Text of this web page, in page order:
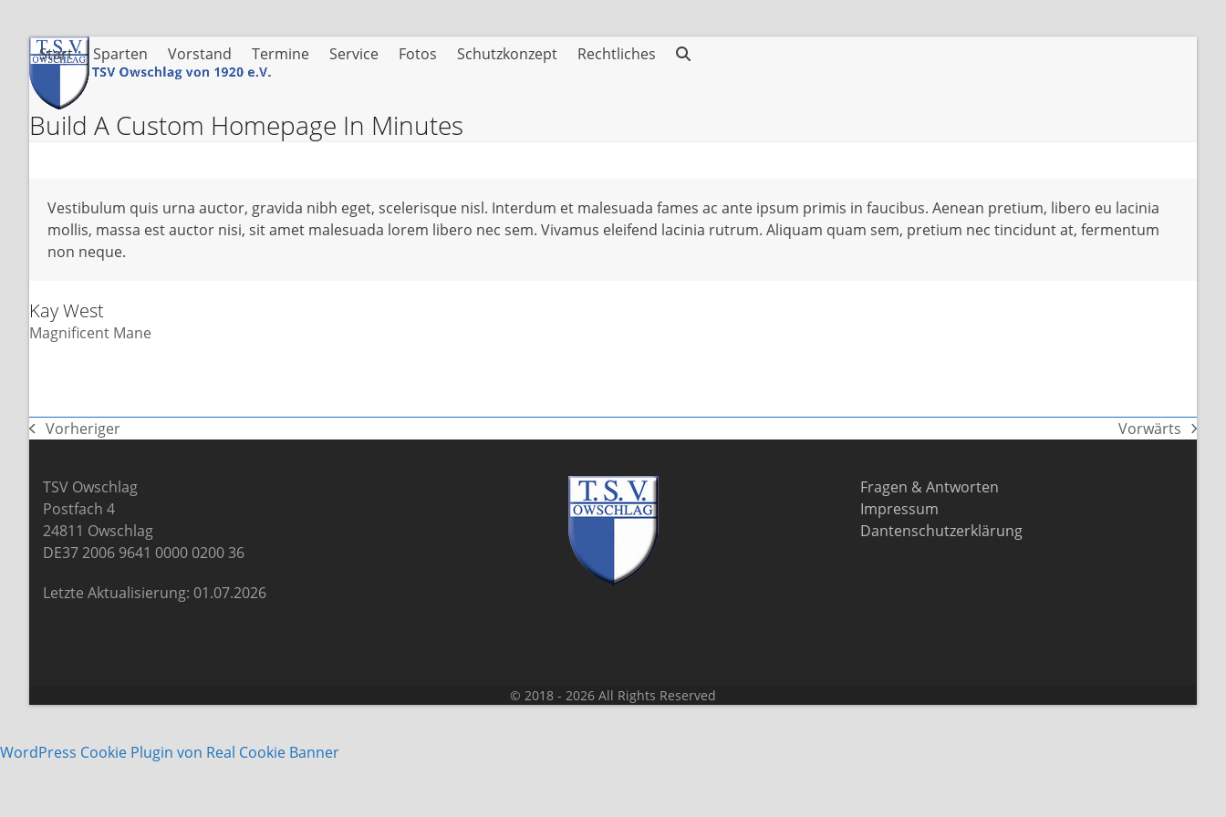
contentStart Sparten Vorstand Termine Service Fotos Schutzkonzept Rechtliches
Build A Custom Homepage In Minutes
Vestibulum quis urna auctor, gravida nibh eget, scelerisque nisl. Interdum et malesuada fames ac ante ipsum primis in faucibus. Aenean pretium, libero eu lacinia
mollis, massa est auctor nisi, sit amet malesuada lorem libero nec sem. Vivamus eleifend lacinia rutrum. Aliquam quam sem, pretium nec tincidunt at, fermentum
non neque.
Kay West
Magnificent Mane
vorheriger
Vorheriger
Nächster
Vorwärts
TSV Owschlag
Postfach 4
24811 Owschlag
DE37 2006 9641 0000 0200 36
Letzte Aktualisierung: 01.07.2026
Fragen & Antworten
Impressum
Dantenschutzerklärung
© 2018 - 2026 All Rights Reserved
WordPress Cookie Plugin von Real Cookie Banner